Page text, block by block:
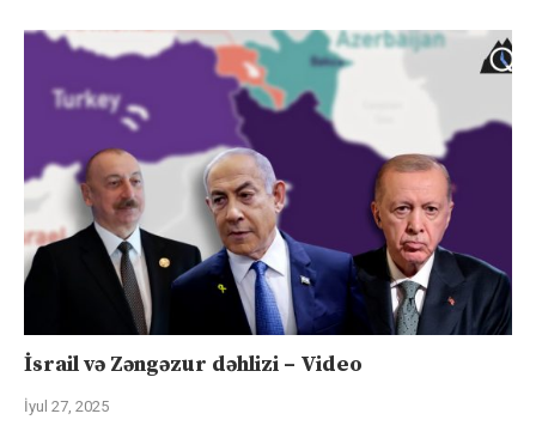
İsrail və Zəngəzur dəhlizi – Video
İyul 27, 2025